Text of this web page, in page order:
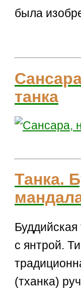
была
танка
Танка.
с янтрой.
(тханка)